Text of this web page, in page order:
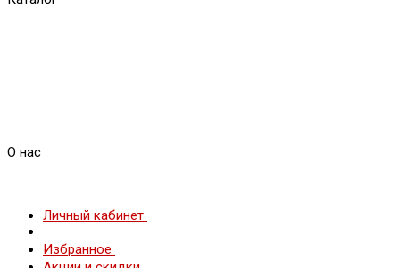
О нас
Личный кабинет
Избранное